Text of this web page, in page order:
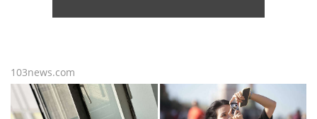
103news.com